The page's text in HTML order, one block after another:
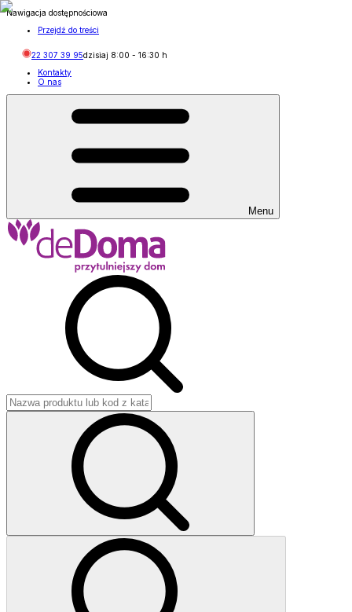
Nawigacja dostępnościowa
Przejdź do treści
22 307 39 95dzisiaj 8:00 - 16:30 h
Kontakty
O nas
Menu